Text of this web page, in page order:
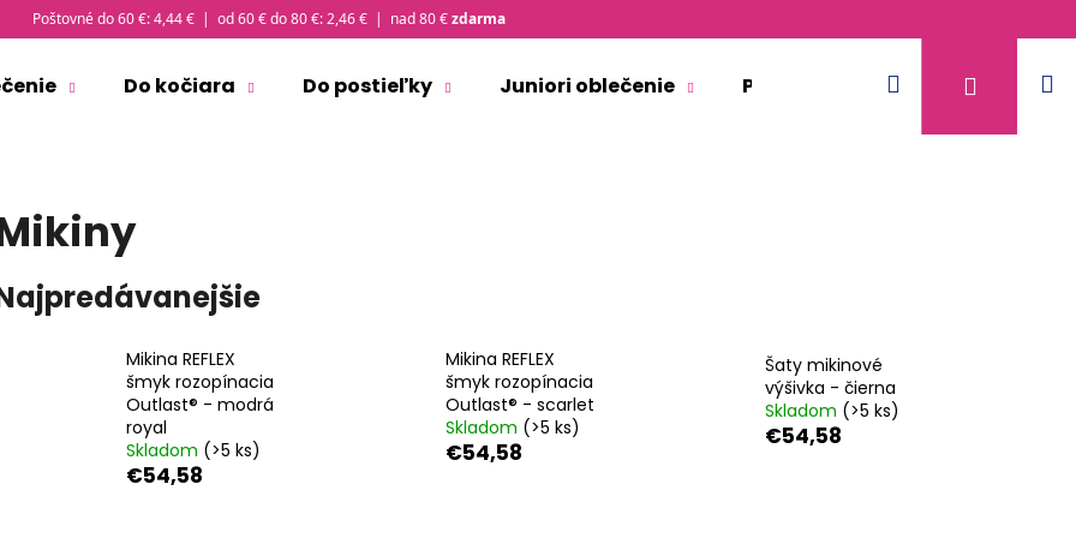
Poštovné do 60 €: 4,44 € | od 60 € do 80 €: 2,46 € | nad 80 €zdarma
Do kočiara Do postieľky Juniori oblečenie Pre dospelých Doplnkový
Hľadať
Mikina REFLEX
šmyk rozopínacia
Outlast® - modrá
royal
Skladom (>5 ks)
€54,58
Mikina REFLEX
šmyk rozopínacia
Outlast® - scarlet
Skladom (>5 ks)
€54,58
Šaty mikinové
výšivka - čierna
Skladom (>5 ks)
€54,58